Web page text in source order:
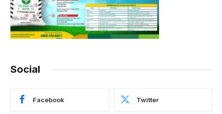
Social
Facebook Twitter